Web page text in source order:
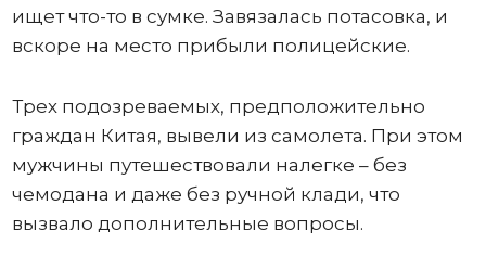
ищет что-то в сумке. Завязалась потасовка, и
вскоре на место прибыли полицейские.
Трех подозреваемых, предположительно
граждан Китая, вывели из самолета. При этом
мужчины путешествовали налегке – без
чемодана и даже без ручной клади, что
вызвало дополнительные вопросы.